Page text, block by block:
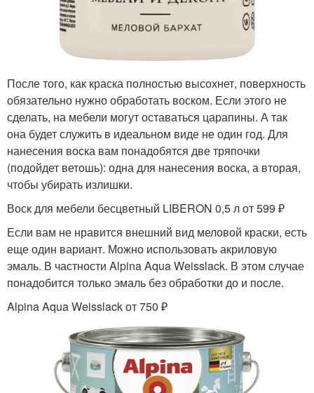
После того, как краска полностью высохнет, поверхность
обязательно нужно обработать воском. Если этого не
сделать, на мебели могут оставаться царапины. А так
она будет служить в идеальном виде не один год. Для
нанесения воска вам понадобятся две тряпочки
(подойдет ветошь): одна для нанесения воска, а вторая,
чтобы убирать излишки.
Воск для мебели бесцветный LIBERON 0,5 л от 599 ₽
Если вам не нравится внешний вид меловой краски, есть
еще один вариант. Можно использовать акриловую
эмаль. В частности Alpina Aqua Weisslack. В этом случае
понадобится только эмаль без обработки до и после.
Alpina Aqua Weisslack от 750 ₽